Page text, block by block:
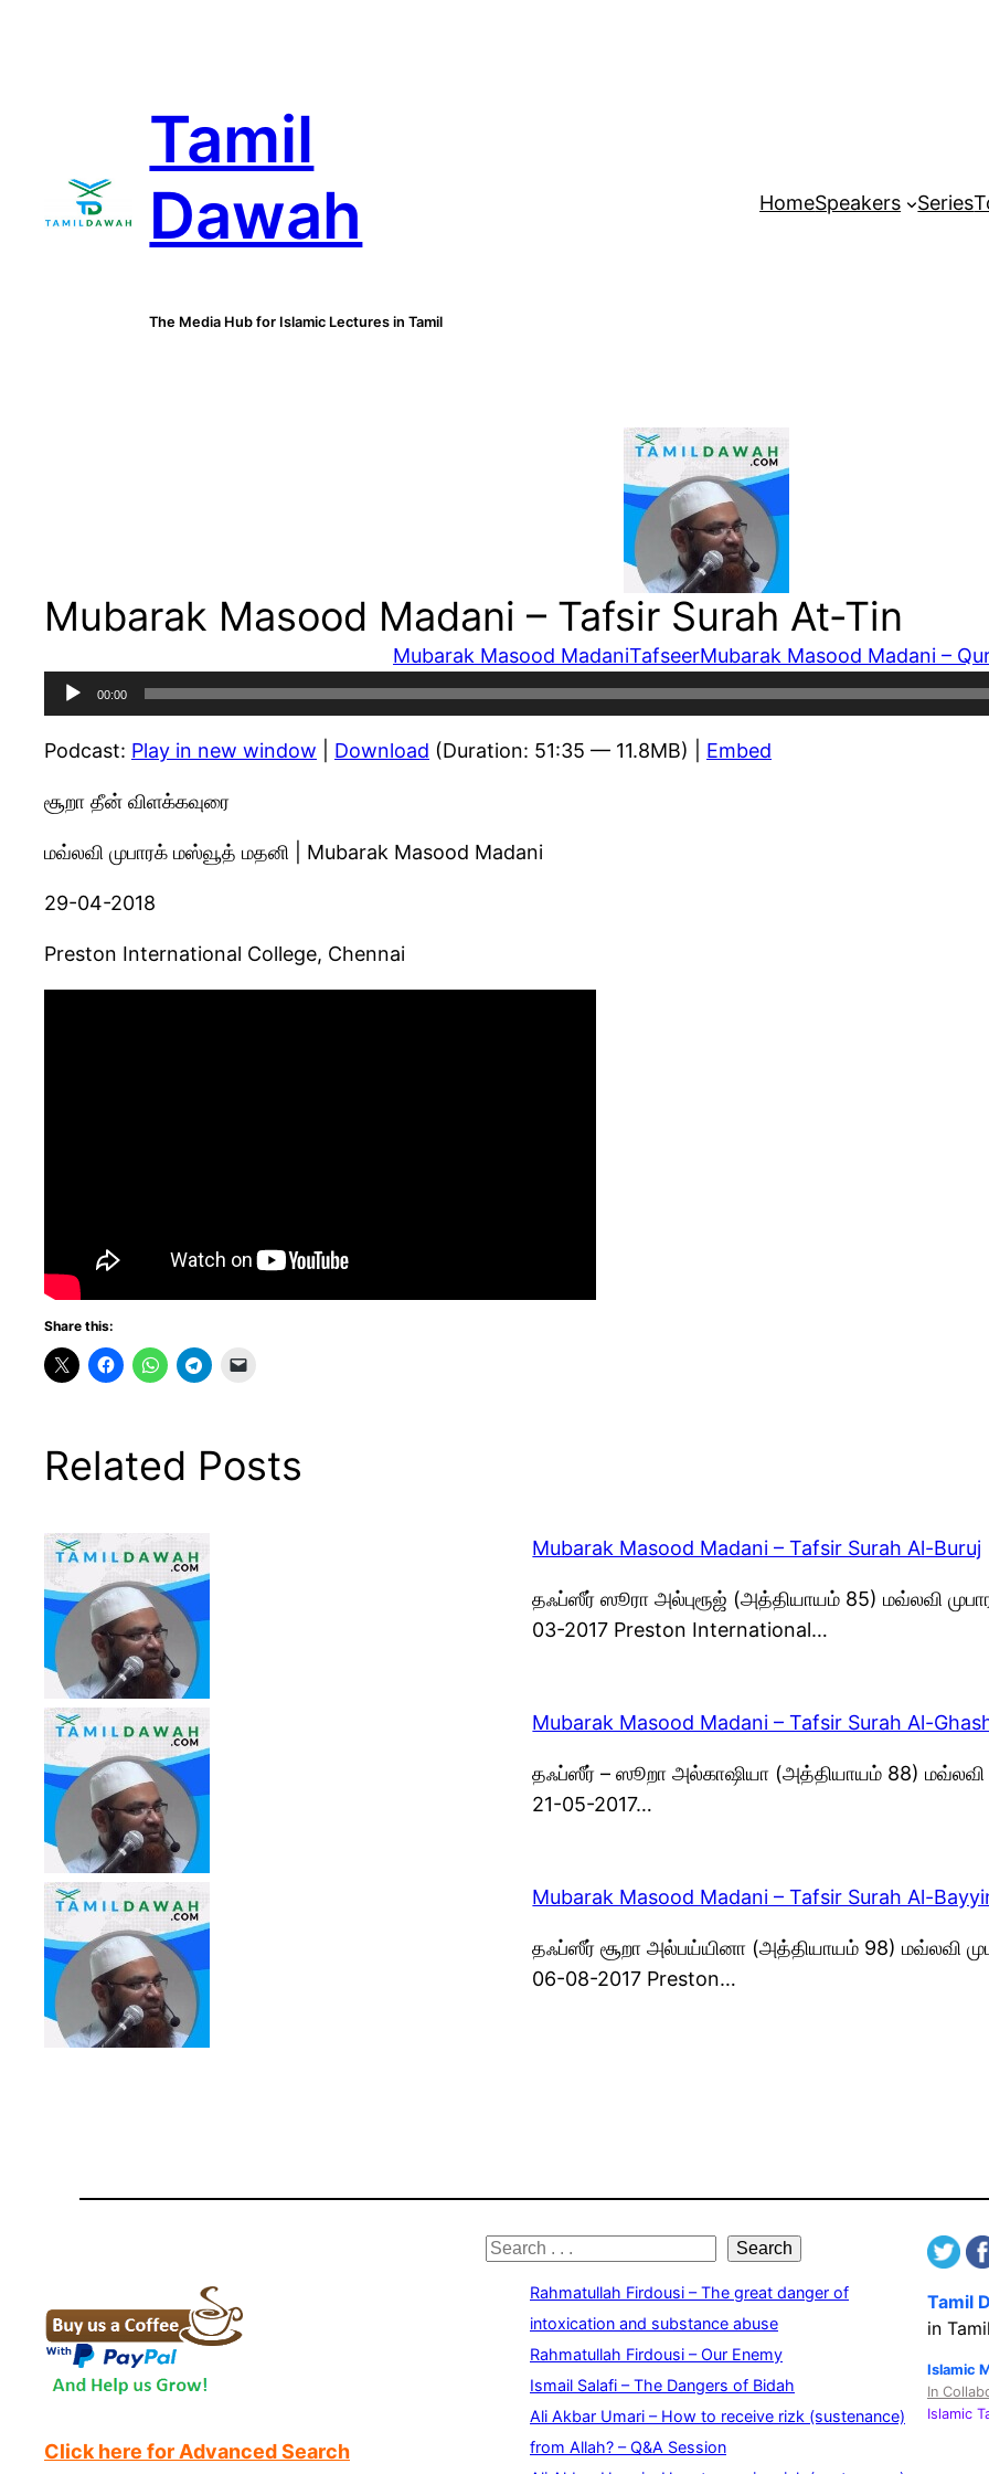
Tamil
Dawah
The Media Hub for Islamic Lectures in Tamil
HomeSpeakers Series
Mubarak Masood Madani – Tafsir Surah At-Tin
Mubarak Masood MadaniTafseerMubarak Masood Madani –
Audio
Player
00:00
Podcast: Play in new window Download (Duration: 51:35 — 11.8MB) | Embed
சூறா தீன் விளக்கவுரை
மவ்லவி முபாரக் மஸ்வூத் மதனி | Mubarak Masood Madani
29-04-2018
Preston International College, Chennai
Share this:
Related Posts
Mubarak Masood Madani – Tafsir Surah Al-Buruj
தஃப்ஸீர் ஸூரா அல்புரூஜ் (அத்தியாயம் 85) மவ்லவி
03-2017 Preston International…
Mubarak Masood Madani – Tafsir Surah Al-
தஃப்ஸீர் – ஸூறா அல்காஷியா (அத்தியாயம் 88) மவ்லவி
21-05-2017…
Mubarak Masood Madani – Tafsir Surah Al-
தஃப்ஸீர் சூறா அல்பய்யினா (அத்தியாயம் 98) மவ்லவி
06-08-2017 Preston…
Click here for Advanced Search
S
Search
Rahmatullah Firdousi – The great danger of
intoxication and substance abuse
Rahmatullah Firdousi – Our Enemy
Ismail Salafi – The Dangers of Bidah
Ali Akbar Umari – How to receive rizk (sustenance)
from Allah? – Q&A Session
Tamil
in Tamil
Islamic
In
Islamic